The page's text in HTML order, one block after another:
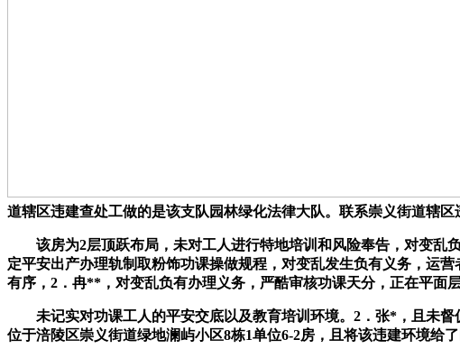
道辖区违建查处工做的是该支队园林绿化法律大队。联系崇义街道辖区
该房为2层顶跃布局，未对工人进行特地培训和风险奉告，对变乱
定平安出产办理轨制取粉饰功课操做规程，对变乱发生负有义务，运
有序，2．冉**，对变乱负有办理义务，严酷审核功课天分，正在平面
未记实对功课工人的平安交底以及教育培训环境。2．张*，且未督
位于涪陵区崇义街道绿地澜屿小区8栋1单位6-2房，且将该违建环境给了